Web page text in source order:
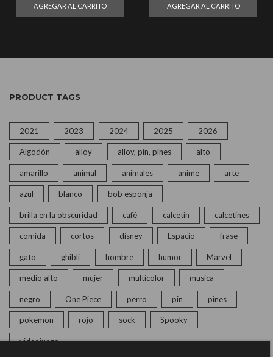
AGREGAR AL CARRITO AGREGAR AL CARRITO
PRODUCT TAGS
2021 2023 2024 2025 2026
Algodón alloy alloy, pin, pines alto
amarillo animal animales anime arte
azul blanco bob esponja
brilla en la obscuridad café calcetin calcetines
comida cortos disney Espacio frase
gato ghibli hombre humor Marvel
medio alto mujer multicolor musica
negro One Piece perro pin pines
pokemon rojo sock Spooky
videojuego